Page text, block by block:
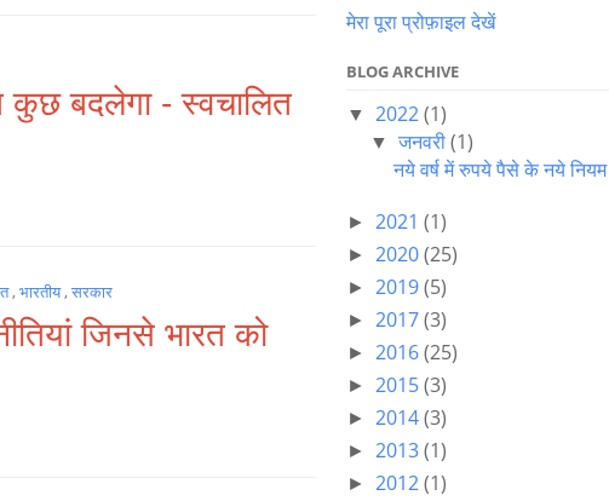
कुछ बदलेगा - स्वचालित
,भारतीय,सरकार
जिनसे भारत को
मेरा पूरा प्रोफ़ाइल देखें
BLOG ARCHIVE
▼ 2022(1)
▼जनवरी(1)
नये वर्ष में रुपये पैसे के नये नियम
► 2021 (1)
► 2020(25)
► 2019(5)
► 2017(3)
► 2016(25)
► 2015(3)
► 2014(3)
► 2013(1)
► 2012(1)